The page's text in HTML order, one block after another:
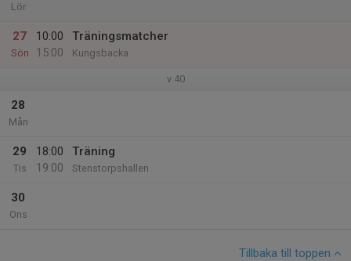
Lör
27
Sön
10:00
15:00
Träningsmatcher
Kungsbacka
v.40
28
Mån
29
Tis
18:00
19:00
Träning
Stenstorpshallen
30
Ons
Tillbaka till toppen